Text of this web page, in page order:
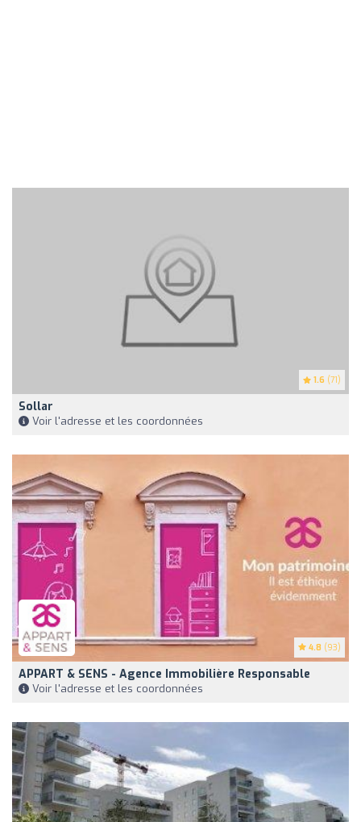
1.6 (71)
Sollar
Voir l'adresse et les coordonnées
4.8 (93)
APPART & SENS - Agence Immobilière Responsable
Voir l'adresse et les coordonnées